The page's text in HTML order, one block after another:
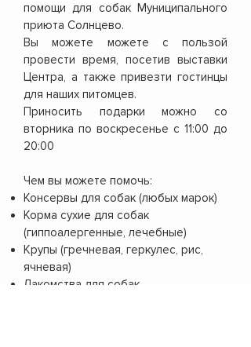
помощи для собак Муниципального
приюта Солнцево.
Вы можете можете с пользой
провести время, посетив выставки
Центра, а также привезти гостинцы
для наших питомцев.
Приносить подарки можно со
вторника по воскресенье с 11:00 до
20:00
Чем вы можете помочь:
Консервы для собак (любых марок)
Корма сухие для собак
(гиппоалергенные, лечебные)
Крупы (гречневая, геркулес, рис,
ячневая)
Лакомства для собак